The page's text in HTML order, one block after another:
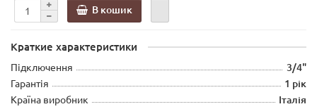
В кошик
Краткие характеристики
Підключення 3/4"
Гарантія 1 рік
Країна виробник
Італія